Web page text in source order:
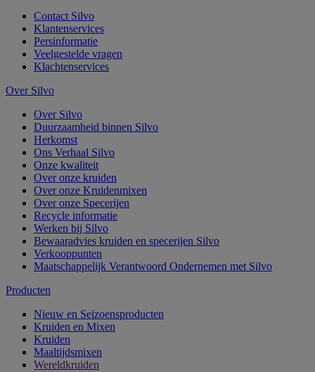
Contact Silvo
Klantenservices
Persinformatie
Veelgestelde vragen
Klachtenservices
Over Silvo
Over Silvo
Duurzaamheid binnen Silvo
Herkomst
Ons Verhaal Silvo
Onze kwaliteit
Over onze kruiden
Over onze Kruidenmixen
Over onze Specerijen
Recycle informatie
Werken bij Silvo
Bewaaradvies kruiden en specerijen Silvo
Verkooppunten
Maatschappelijk Verantwoord Ondernemen met Silvo
Producten
Nieuw en Seizoensproducten
Kruiden en Mixen
Kruiden
Maaltijdsmixen
Wereldkruiden